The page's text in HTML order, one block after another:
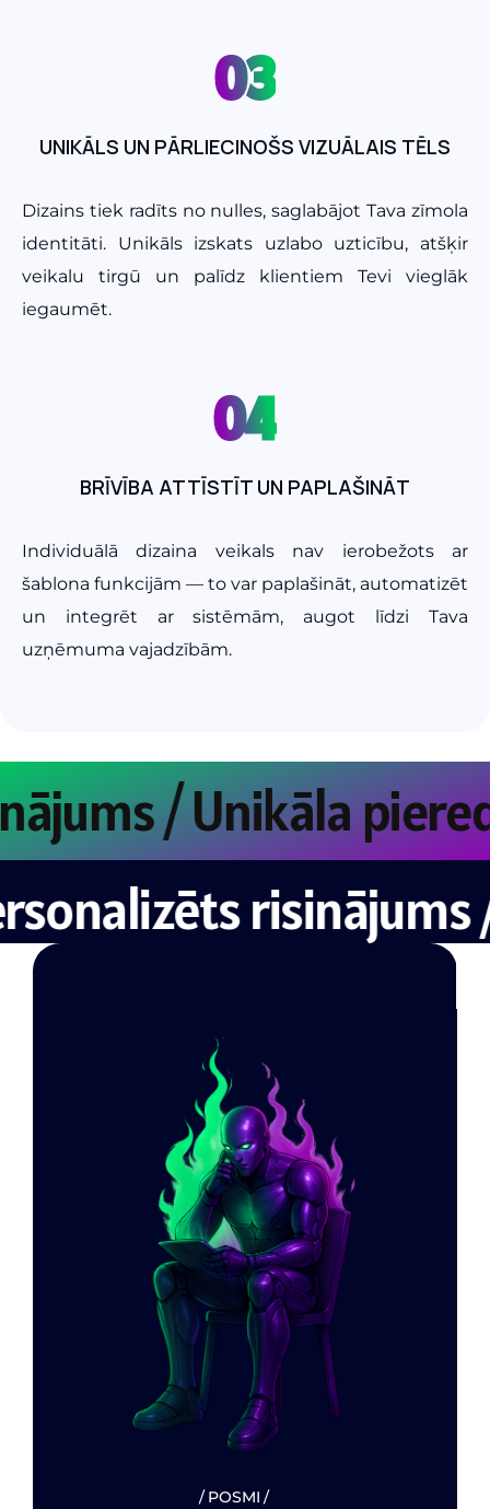
03
UNIKĀLS UN PĀRLIECINOŠS VIZUĀLAIS TĒLS
Dizains tiek radīts no nulles, saglabājot Tava zīmola
identitāti. Unikāls izskats uzlabo uzticību, atšķir
veikalu tirgū un palīdz klientiem Tevi vieglāk
iegaumēt.
04
BRĪVĪBA ATTĪSTĪT UN PAPLAŠINĀT
Individuālā dizaina veikals nav ierobežots ar
šablona funkcijām — to var paplašināt, automatizēt
un integrēt ar sistēmām, augot līdzi Tava
uzņēmuma vajadzībām.
risinājums /
risinājums /
POSMI